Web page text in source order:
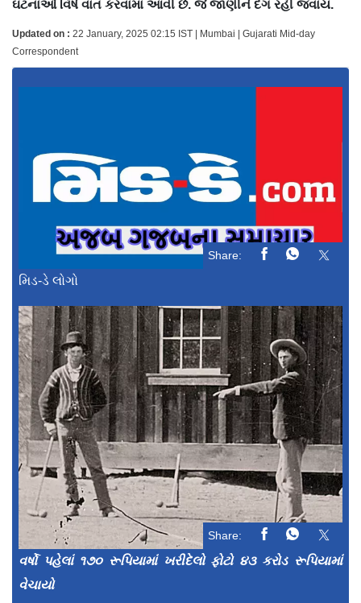
ઘટનાઓ વિષે વાત કરવામાં આવી છે. જે જાણીને દંગ રહી જવાય.
Updated on : 22 January, 2025 02:15 IST | Mumbai | Gujarati Mid-day
Correspondent
Share:
મિડ-ડે લોગો
Share:
વર્ષો પહેલાં ૧૭૦ રૂપિયામાં ખરીદેલો ફોટો ૪૩ કરોડ રૂપિયામાં
વેચાયો